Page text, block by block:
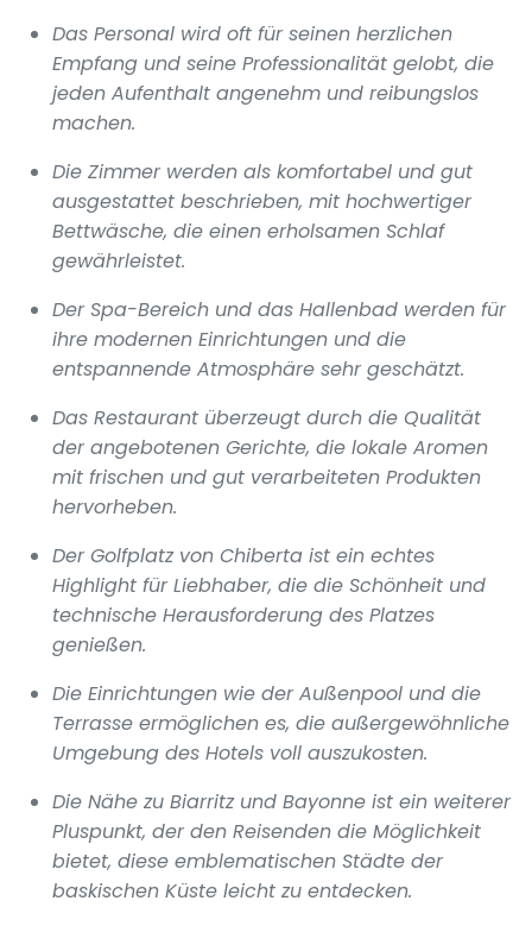
Das Personal wird oft für seinen herzlichen
Empfang und seine Professionalität gelobt, die
jeden Aufenthalt angenehm und reibungslos
machen.
Die Zimmer werden als komfortabel und gut
ausgestattet beschrieben, mit hochwertiger
Bettwäsche, die einen erholsamen Schlaf
gewährleistet.
Der Spa-Bereich und das Hallenbad werden für
ihre modernen Einrichtungen und die
entspannende Atmosphäre sehr geschätzt.
Das Restaurant überzeugt durch die Qualität
der angebotenen Gerichte, die lokale Aromen
mit frischen und gut verarbeiteten Produkten
hervorheben.
Der Golfplatz von Chiberta ist ein echtes
Highlight für Liebhaber, die die Schönheit und
technische Herausforderung des Platzes
genießen.
Die Einrichtungen wie der Außenpool und die
Terrasse ermöglichen es, die außergewöhnliche
Umgebung des Hotels voll auszukosten.
Die Nähe zu Biarritz und Bayonne ist ein weiterer
Pluspunkt, der den Reisenden die Möglichkeit
bietet, diese emblematischen Städte der
baskischen Küste leicht zu entdecken.